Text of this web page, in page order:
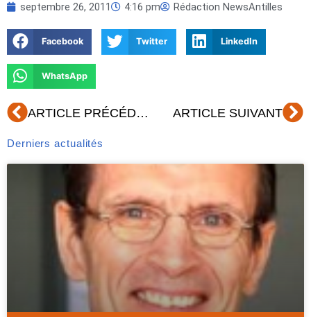
septembre 26, 2011 4:16 pm Rédaction NewsAntilles
Facebook Twitter LinkedIn
WhatsApp
Précédent ARTICLE PRÉCÉDENT ARTICLE SUIVANT
Derniers actualités